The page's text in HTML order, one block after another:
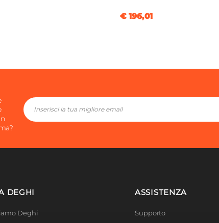
€ 196,01
DEGHI
Deghi
ASSISTENZA
Supporto